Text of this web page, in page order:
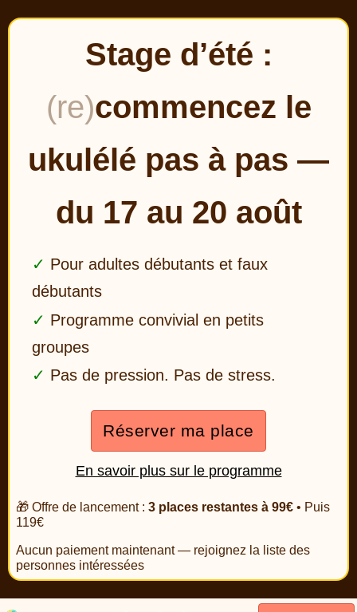
Stage d’été :
(re)commencez le
ukulélé pas à pas —
du 17 au 20 août
Pour adultes débutants et faux
débutants
Programme convivial en petits
groupes
Pas de pression. Pas de stress.
Réserver ma place
En savoir plus sur le programme
🎁 Offre de lancement :3 places restantes à 99€ • Puis
119€
Aucun paiement maintenant — rejoignez la liste des
personnes intéressées